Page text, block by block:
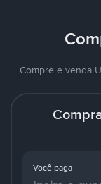
Compre e venda
Você paga